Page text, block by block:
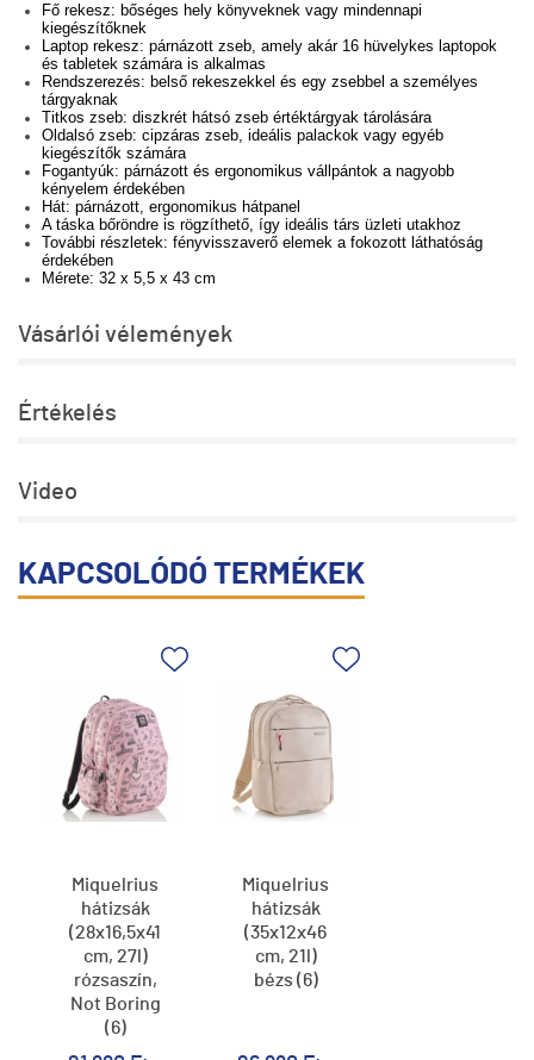
Fő rekesz: bőséges hely könyveknek vagy mindennapi
kiegészítőknek
Laptop rekesz: párnázott zseb, amely akár 16 hüvelykes laptopok
és tabletek számára is alkalmas
Rendszerezés: belső rekeszekkel és egy zsebbel a személyes
tárgyaknak
Titkos zseb: diszkrét hátsó zseb értéktárgyak tárolására
Oldalsó zseb: cipzáras zseb, ideális palackok vagy egyéb
kiegészítők számára
Fogantyúk: párnázott és ergonomikus vállpántok a nagyobb
kényelem érdekében
Hát: párnázott, ergonomikus hátpanel
A táska bőröndre is rögzíthető, így ideális társ üzleti utakhoz
További részletek: fényvisszaverő elemek a fokozott láthatóság
érdekében
Mérete: 32 x 5,5 x 43 cm
Vásárlói vélemények
Értékelés
Video
KAPCSOLÓDÓ TERMÉKEK
Miquelrius
hátizsák
(28x16,5x41
cm, 27l)
rózsaszín,
Not Boring
(6)
Miquelrius
hátizsák
(35x12x46
cm, 21l)
bézs (6)